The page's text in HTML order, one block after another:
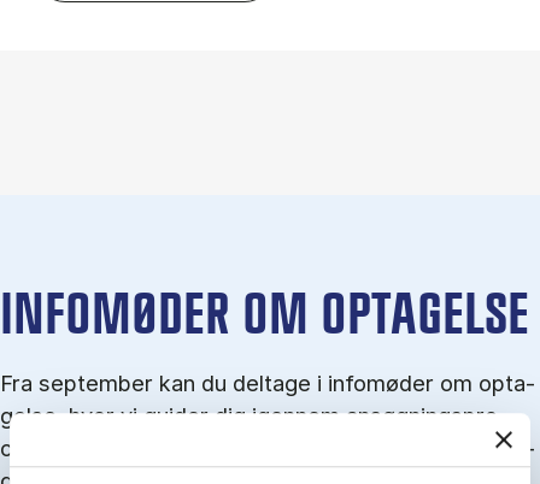
IN­FO­MØ­DER OM OP­TA­GEL­SE
Fra september kan du del­tage i in­fo­mø­der om op­ta­
gel­se, hvor vi gu­i­der dig igen­nem an­søg­nings­pro­
ces­sen, og for­tæl­ler om kvo­te 1 og 2, sprog- og ad­